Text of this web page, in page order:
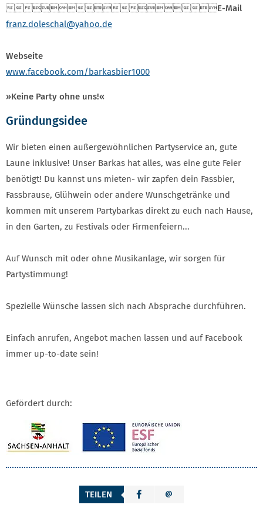
E-Mail
franz.doleschal@yahoo.de
Webseite
www.facebook.com/barkasbier1000
»Keine Party ohne uns!«
Gründungsidee
Wir bieten einen außergewöhnlichen Partyservice an, gute
Laune inklusive! Unser Barkas hat alles, was eine gute Feier
benötigt! Du kannst uns mieten- wir zapfen dein Fassbier,
Fassbrause, Glühwein oder andere Wunschgetränke und
kommen mit unserem Partybarkas direkt zu euch nach Hause,
in den Garten, zu Festivals oder Firmenfeiern...
Auf Wunsch mit oder ohne Musikanlage, wir sorgen für
Partystimmung!
Spezielle Wünsche lassen sich nach Absprache durchführen.
Einfach anrufen, Angebot machen lassen und auf Facebook
immer up-to-date sein!
Gefördert durch:
TEILEN